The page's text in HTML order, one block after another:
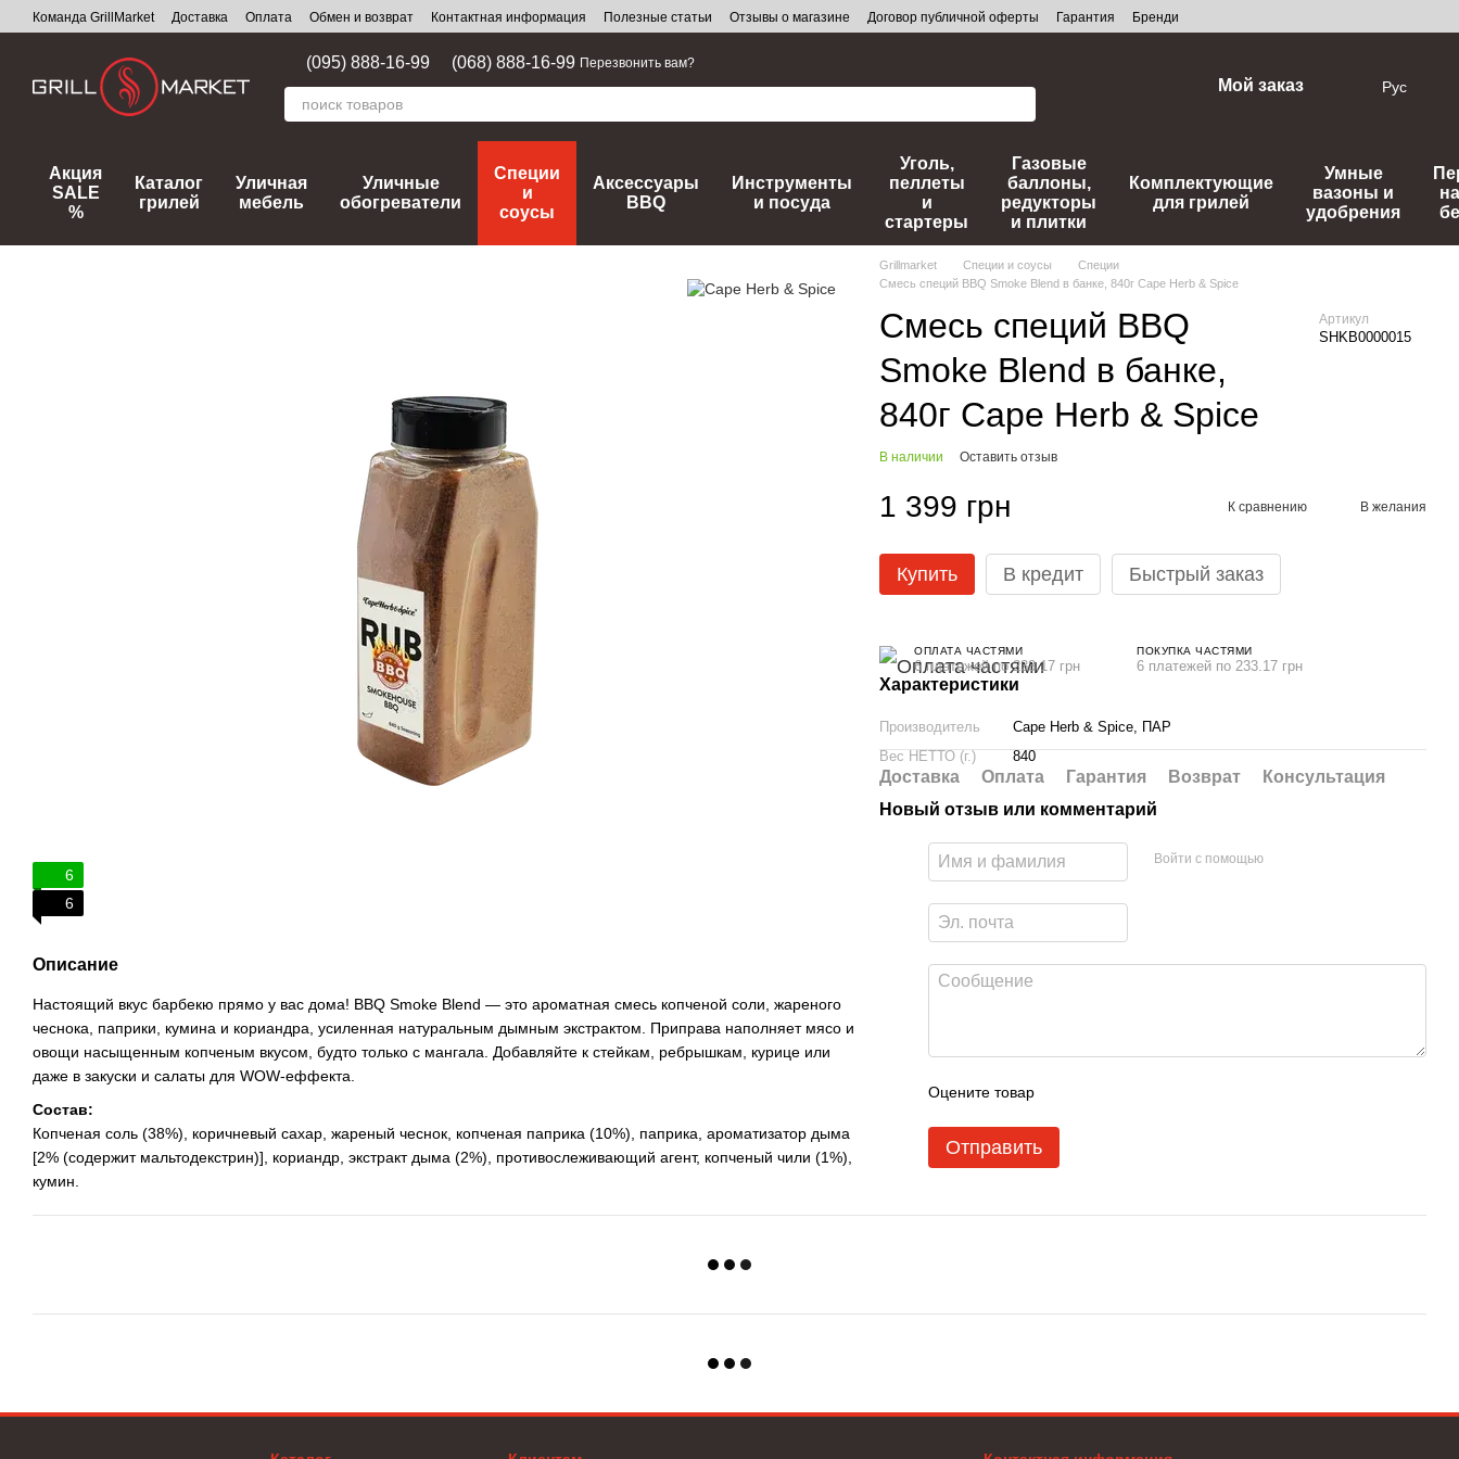
Перейти к основному контенту
Команда GrillMarket Доставка Оплата Обмен и возврат Контактная информация Полезные статьи Отзывы о магазине Договор публичной оферты Гарантия Бренди
(095) 888-16-99 (068) 888-16-99 Перезвонить вам?
Мой заказ Рус
Акция
SALE
%
Каталог
грилей
Уличная
мебель
Уличные
обогреватели
Специи
и
соусы
Аксессуары
BBQ
Инструменты
и посуда
Уголь,
пеллеты
и
стартеры
Газовые
баллоны,
редукторы
и плитки
Комплектующие
для грилей
Умные
вазоны и
удобрения
6
6
Описание
Настоящий вкус барбекю прямо у вас дома! BBQ Smoke Blend — это ароматная смесь копченой соли, жареного
чеснока, паприки, кумина и кориандра, усиленная натуральным дымным экстрактом. Приправа наполняет мясо и
овощи насыщенным копченым вкусом, будто только с мангала. Добавляйте к стейкам, ребрышкам, курице или
даже в закуски и салаты для WOW-еффекта.
Состав:
Копченая соль (38%), коричневый сахар, жареный чеснок, копченая паприка (10%), паприка, ароматизатор дыма
[2% (содержит мальтодекстрин)], кориандр, экстракт дыма (2%), противослеживающий агент, копченый чили (1%),
кумин.
Grillmarket Специи и соусы
Специи
Смесь специй BBQ Smoke Blend в банке, 840г Cape Herb & Spice
Смесь специй BBQ
Smoke Blend в банке,
840г Cape Herb & Spice
Артикул
SHKB0000015
В наличии Оставить отзыв
1 399 грн К сравнению В желания
Купить В кредит Быстрый заказ
ОПЛАТА ЧАСТЯМИ
6 платежей по 233.17 грн
ПОКУПКА ЧАСТЯМИ
6 платежей по 233.17 грн
Характеристики
Производитель
Cape Herb & Spice, ПАР
Вес НЕТТО (г.)
840
Доставка Оплата Гарантия Возврат
Консультация
Новый отзыв или комментарий
Войти с помощью
Оцените товар
Отправить